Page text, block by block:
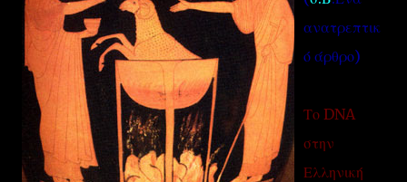
ανατρεπτικ
ό άρθρο)
Το DNA
στην
Ελληνική